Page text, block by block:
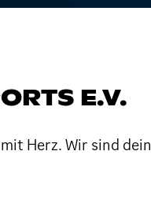
E.V.
Herz. Wir sind